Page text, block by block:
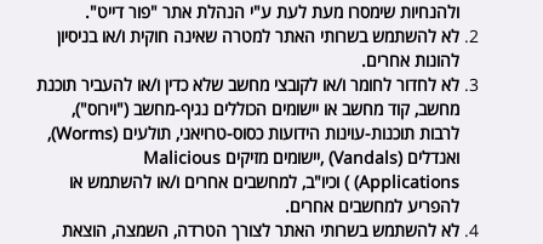
ולהנחיות שימסרו מעת לעת ע"י הנהלת אתר "פור דייט".
לא להשתמש בשרותי האתר למטרה שאינה חוקית ו/או בניסיון
להונות אחרים.
לא לחדור לחומר ו/או לקובצי מחשב שלא כדין ו/או להעביר תוכנת
מחשב, קוד מחשב או יישומים הכוללים נגיף-מחשב ("וירוס"),
לרבות תוכנות-עוינות הידועות כסוס-טרויאני, תולעים (Worms
),
ואנדלים (Vandals) ,יישומים מזיקים Malicious
Applications) ) וכיו"ב, למחשבים אחרים ו/או להשתמש או
להפריע למחשבים אחרים.
לא להשתמש בשרותי האתר לצורך הטרדה, השמצה, הוצאת